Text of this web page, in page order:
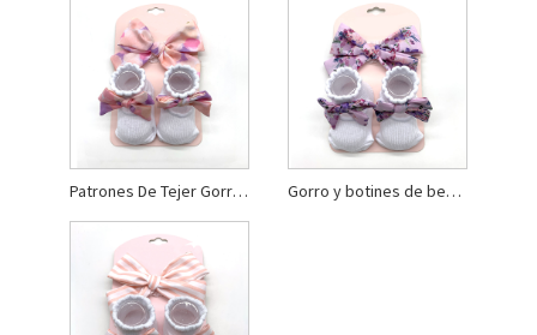
Patrones De Tejer Gorros Y Botitas De Bebé Gorro y botines de bebé de crochet gris claro